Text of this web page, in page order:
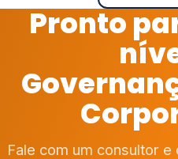
Pronto
Fale com um consultor